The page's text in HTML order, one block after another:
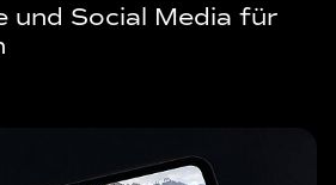
und Social Media für